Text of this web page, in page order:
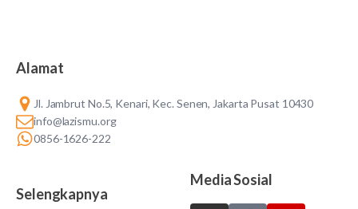
Alamat
Jl. Jambrut No.5, Kenari, Kec. Senen, Jakarta Pusat 10430
info@lazismu.org
0856-1626-222
Selengkapnya
Media Sosial